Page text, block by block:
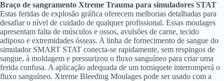
Braço de sangramento Xtreme Trauma para simuladores STAT
Estas feridas de explosão gráfica oferecem melhorias detalhadas para
desafiar o nível de cuidado de qualquer profissional. Essas moulages
apresentam falta de músculos e ossos, avulsões de carne, tecido
adiposo e extremidades ósseas. A linha de fornecimento de sangue do
simulador SMART STAT conecta-se rapidamente, sem respingos de
sangue, à moldagem e pressurizou o fluxo sanguíneo para criar uma
ferida confusa. A aplicação adequada de um torniquete interromperá o
fluxo sanguíneo. Xtreme Bleeding Moulages pode ser usado com a